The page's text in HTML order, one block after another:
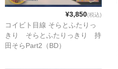
¥3,850(税込)
コイビト目線 そらとふたりっ
きり そらとふたりっきり 持
田そらPart2（BD）